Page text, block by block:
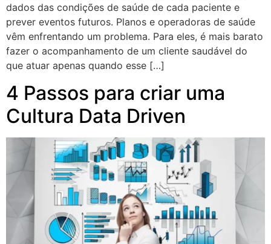
dados das condições de saúde de cada paciente e
prever eventos futuros. Planos e operadoras de saúde
vêm enfrentando um problema. Para eles, é mais barato
fazer o acompanhamento de um cliente saudável do
que atuar apenas quando esse […]
4 Passos para criar uma
Cultura Data Driven